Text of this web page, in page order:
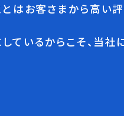
とはお客さまから高い
ているからこそ、当社